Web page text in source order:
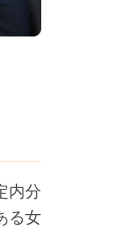
内分
る女